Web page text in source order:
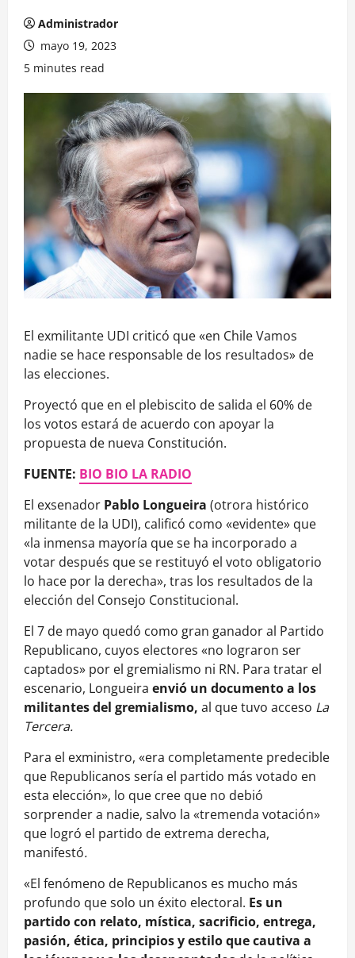
Administrador
mayo 19, 2023
5 minutes read
El exmilitante UDI criticó que «en Chile Vamos
nadie se hace responsable de los resultados» de
las elecciones.
Proyectó que en el plebiscito de salida el 60% de
los votos estará de acuerdo con apoyar la
propuesta de nueva Constitución.
FUENTE: BIO BIO LA RADIO
El exsenador Pablo Longueira (otrora histórico
militante de la UDI), calificó como «evidente» que
«la inmensa mayoría que se ha incorporado a
votar después que se restituyó el voto obligatorio
lo hace por la derecha», tras los resultados de la
elección del Consejo Constitucional.
El 7 de mayo quedó como gran ganador al Partido
Republicano, cuyos electores «no lograron ser
captados» por el gremialismo ni RN. Para tratar el
escenario, Longueira envió un documento a los
militantes del gremialismo, al que tuvo acceso La
Tercera.
Para el exministro, «era completamente predecible
que Republicanos sería el partido más votado en
esta elección», lo que cree que no debió
sorprender a nadie, salvo la «tremenda votación»
que logró el partido de extrema derecha,
manifestó.
«El fenómeno de Republicanos es mucho más
profundo que solo un éxito electoral. Es un
partido con relato, mística, sacrificio, entrega,
pasión, ética, principios y estilo que cautiva a